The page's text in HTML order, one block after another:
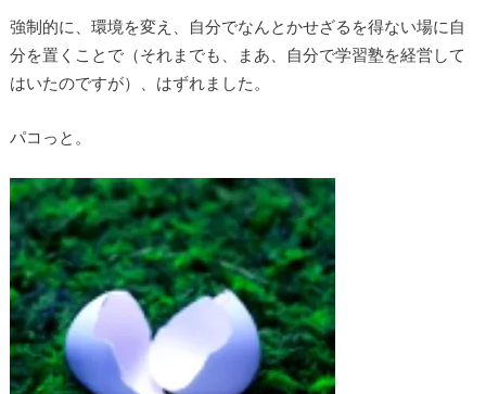
強制的に、環境を変え、自分でなんとかせざるを得ない場に自
分を置くことで（それまでも、まあ、自分で学習塾を経営して
はいたのですが）、はずれました。
パコっと。